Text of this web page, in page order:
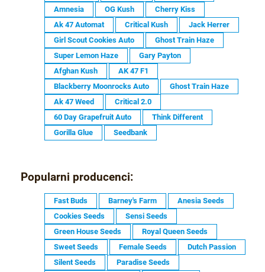
Amnesia OG Kush
Cherry Kiss
Ak 47 Automat
Critical Kush
Jack Herrer
Girl Scout Cookies Auto
Ghost Train Haze
Super Lemon Haze
Gary Payton
Afghan Kush
AK 47 F1
Blackberry Moonrocks Auto
Ghost Train Haze
Ak 47 Weed
Critical 2.0
60 Day Grapefruit Auto
Think Different
Gorilla Glue
Seedbank
Popularni producenci:
Fast Buds Barney's Farm
Anesia Seeds
Cookies Seeds
Sensi Seeds
Green House Seeds
Royal Queen Seeds
Sweet Seeds
Female Seeds
Dutch Passion
Silent Seeds
Paradise Seeds